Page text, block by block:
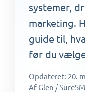
systemer,
marketing.
guide til,
før du
Opdateret: 20.
Af Glen /